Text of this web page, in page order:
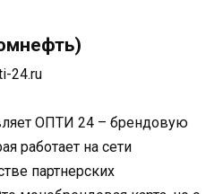
24.ru
ОПТИ 24 – брендовую
работает на сети
партнерских